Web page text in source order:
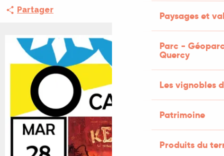
Paysages et
Parc -
Quercy
Les vignobles
Patrimoine
Produits du
Partager